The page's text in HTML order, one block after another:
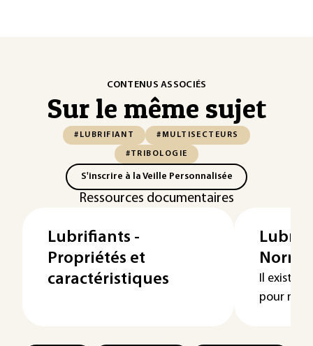
CONTENUS ASSOCIÉS
Sur le même sujet
#LUBRIFIANT #MULTISECTEURS
#TRIBOLOGIE
S'inscrire à la Veille Personnalisée
Ressources documentaires
Lubrifiants -
Propriétés et
caractéristiques
Il existe
pour